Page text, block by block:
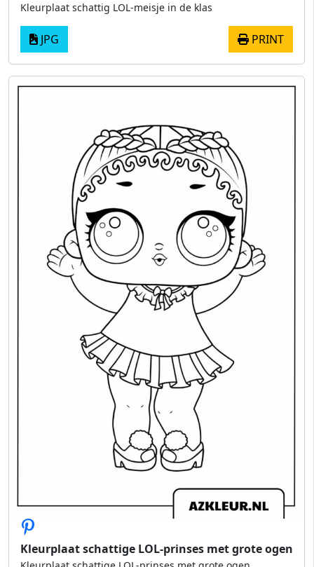
Kleurplaat schattig LOL-meisje in de klas
JPG PRINT
Kleurplaat schattige LOL-prinses met grote ogen